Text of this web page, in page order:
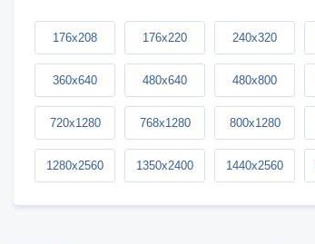
176x208 176x220 240x320
360x640 480x640 480x800
720x1280 768x1280 800x1280
1280x2560 1350x2400 1440x2560